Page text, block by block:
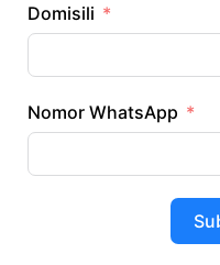
Domisili
Nomor WhatsApp